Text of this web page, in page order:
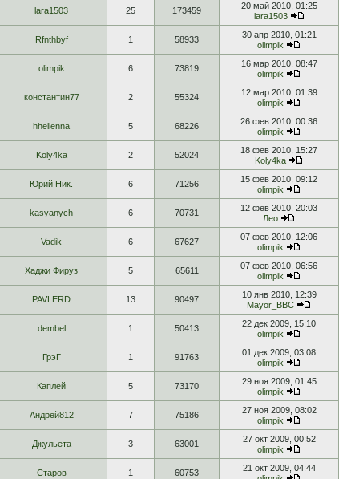
lara1503 25 173459
20 май 2010, 01:25
lara1503
Rfnthbyf 1 58933
30 апр 2010, 01:21
olimpik
olimpik 6 73819
16 мар 2010, 08:47
olimpik
константин77 2 55324
12 мар 2010, 01:39
olimpik
hhellenna 5 68226
26 фев 2010, 00:36
olimpik
Koly4ka 2 52024
18 фев 2010, 15:27
Koly4ka
Юрий Ник. 6 71256
15 фев 2010, 09:12
olimpik
kasyanych 6 70731
12 фев 2010, 20:03
Лео
Vadik 6 67627
07 фев 2010, 12:06
olimpik
Хаджи Фируз 5 65611
07 фев 2010, 06:56
olimpik
PAVLERD 13 90497
10 янв 2010, 12:39
Mayor_BBC
dembel 1 50413
22 дек 2009, 15:10
olimpik
ГрэГ 1 91763
01 дек 2009, 03:08
olimpik
Каплей 5 73170
29 ноя 2009, 01:45
olimpik
Андрей812 7 75186
27 ноя 2009, 08:02
olimpik
Джульета 3 63001
27 окт 2009, 00:52
olimpik
Старов 1 60753
21 окт 2009, 04:44